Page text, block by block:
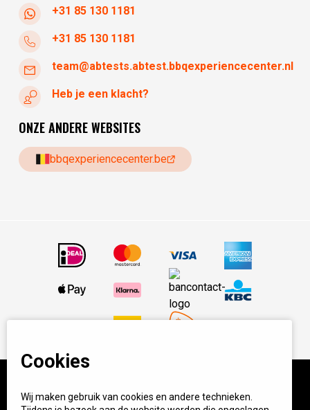
+31 85 130 1181
+31 85 130 1181
team@abtests.abtest.bbqexperiencecenter.nl
Heb je een klacht?
ONZE ANDERE WEBSITES
bbqexperiencecenter.be
© BBQ Experience Center. Home of BBQ. Alle prijzen incl
Cookies
Wij maken gebruik van cookies en andere technieken.